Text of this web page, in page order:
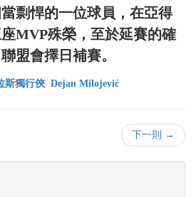
剽悍的一位球員，在亞得
MVP殊榮，至於延賽的確
盟會擇日補賽。
斯獨行俠 Dejan Milojević
下一則 →